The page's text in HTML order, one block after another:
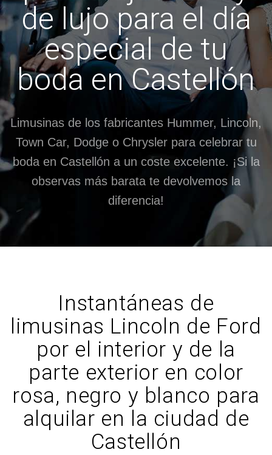
de lujo para el día
especial de tu
boda en Castellón
Limusinas de los fabricantes Hummer, Lincoln,
Town Car, Dodge o Chrysler para celebrar tu
boda en Castellón a un coste excelente. ¡Si la
observas más barata te devolvemos la
diferencia!
Instantáneas de
limusinas Lincoln de Ford
por el interior y de la
parte exterior en color
rosa, negro y blanco para
alquilar en la ciudad de
Castellón